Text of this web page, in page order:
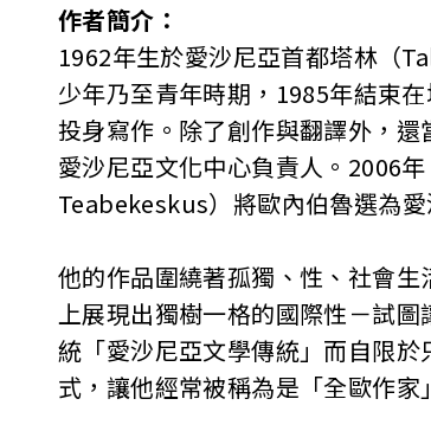
作者簡介：
1962年生於愛沙尼亞首都塔林（
少年乃至青年時期，1985年結束
投身寫作。除了創作與翻譯外，
愛沙尼亞文化中心負責人。2006
Teabekeskus）將歐內伯魯選為
他的作品圍繞著孤獨、性、社會
上展現出獨樹一格的國際性－試
統「愛沙尼亞文學傳統」而自限
式，讓他經常被稱為是「全歐作家